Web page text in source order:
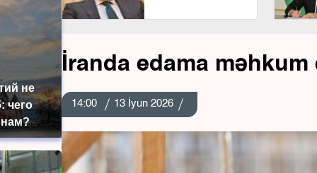
не
чего
İranda edama
14:00 13 İyun 2026